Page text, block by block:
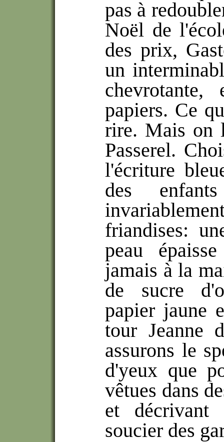
pas à
Noël de
des prix,
un
chevrotante,
papiers. Ce
rire. Mais on
Passerel.
l'écriture
des
friandises:
peau
jamais à la
de sucre
papier jaune
tour Jeanne
assurons le
d'yeux que
vêtues dans
et décrivant
soucier des